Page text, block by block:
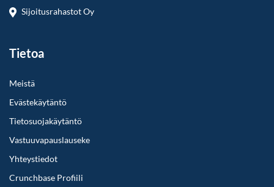
Sijoitusrahastot Oy
Tietoa
Meistä
Evästekäytäntö
Tietosuojakäytäntö
Vastuuvapauslauseke
Yhteystiedot
Crunchbase Profiili